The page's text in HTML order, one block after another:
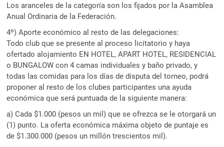
Los aranceles de la categoría son los fijados por la Asamblea
Anual Ordinaria de la Federación.
4º) Aporte económico al resto de las delegaciones:
Todo club que se presente al proceso licitatorio y haya
ofertado alojamiento EN HOTEL, APART HOTEL, RESIDENCIAL
o BUNGALOW con 4 camas individuales y baño privado, y
todas las comidas para los días de disputa del torneo, podrá
proponer al resto de los clubes participantes una ayuda
económica que será puntuada de la siguiente manera:
a) Cada $1.000 (pesos un mil) que se ofrezca se le otorgará un
(1) punto. La oferta económica máxima objeto de puntaje es
de $1.300.000 (pesos un millón trescientos mil).